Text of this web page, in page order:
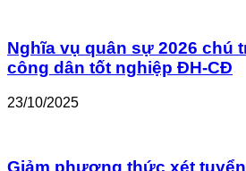
Nghĩa vụ quân sự 2026 chú
công dân tốt nghiệp ĐH-CĐ
23/10/2025